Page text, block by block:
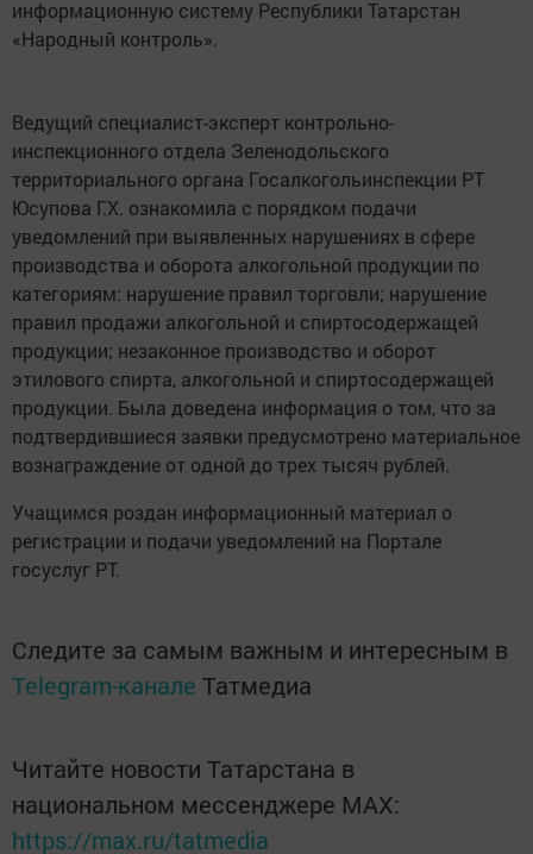
информационную систему Республики Татарстан
«Народный контроль».
Ведущий специалист-эксперт контрольно-
инспекционного отдела Зеленодольского
территориального органа Госалкогольинспекции РТ
Юсупова Г.Х. ознакомила с порядком подачи
уведомлений при выявленных нарушениях в сфере
производства и оборота алкогольной продукции по
категориям: нарушение правил торговли; нарушение
правил продажи алкогольной и спиртосодержащей
продукции; незаконное производство и оборот
этилового спирта, алкогольной и спиртосодержащей
продукции. Была доведена информация о том, что за
подтвердившиеся заявки предусмотрено материальное
вознаграждение от одной до трех тысяч рублей.
Учащимся роздан информационный материал о
регистрации и подачи уведомлений на Портале
госуслуг РТ.
Следите за самым важным и интересным в
Telegram-канале Татмедиа
Читайте новости Татарстана в
национальном мессенджере MАХ:
https://max.ru/tatmedia